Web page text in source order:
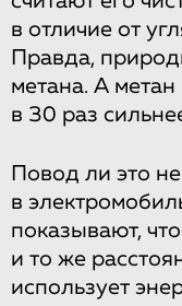
в отличие от
Правда,
метана. А
в 30 раз
Повод ли это
в
показывают,
и то же
использует